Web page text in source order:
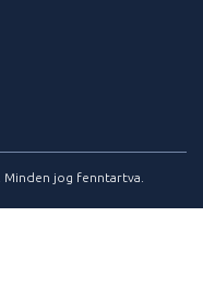
Minden jog fenntartva.